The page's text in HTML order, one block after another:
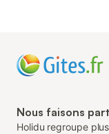
Nous faisons
Holidu regroupe